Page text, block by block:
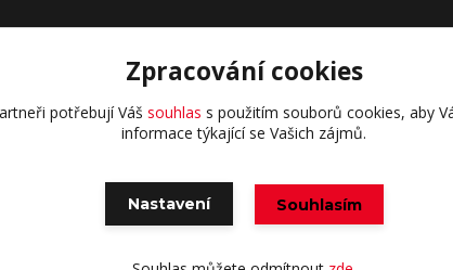
Vytvořeno na
Zpracování cookies
potřebují Váš souhlas s použitím souborů cookies, aby
informace týkající se Vašich zájmů.
Nastavení Souhlasím